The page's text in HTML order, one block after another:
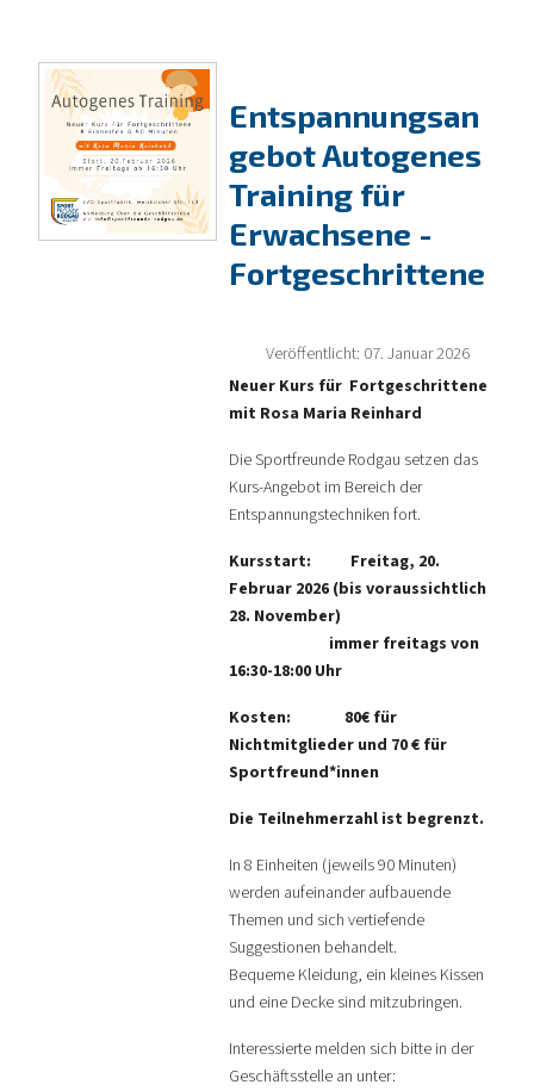
Entspannungsan
gebot Autogenes
Training für
Erwachsene -
Fortgeschrittene
Veröffentlicht: 07. Januar 2026
Neuer Kurs für Fortgeschrittene
mit Rosa Maria Reinhard
Die Sportfreunde Rodgau setzen das
Kurs-Angebot im Bereich der
Entspannungstechniken fort.
Kursstart: Freitag, 20.
Februar 2026 (bis voraussichtlich
28. November)
immer freitags von
16:30-18:00 Uhr
Kosten: 80€ für
Nichtmitglieder und 70 € für
Sportfreund*innen
Die Teilnehmerzahl ist begrenzt.
In 8 Einheiten (jeweils 90 Minuten)
werden aufeinander aufbauende
Themen und sich vertiefende
Suggestionen behandelt.
Bequeme Kleidung, ein kleines Kissen
und eine Decke sind mitzubringen.
Interessierte melden sich bitte in der
Geschäftsstelle an unter: